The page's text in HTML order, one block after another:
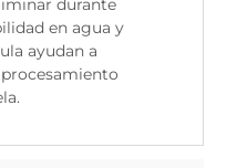
durante
en agua y
ayudan a